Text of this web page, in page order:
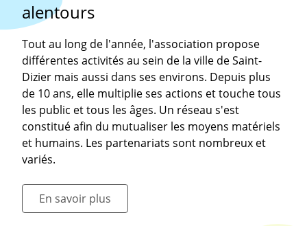
alentours
Tout au long de l'année, l'association propose
différentes activités au sein de la ville de Saint-
Dizier mais aussi dans ses environs. Depuis plus
de 10 ans, elle multiplie ses actions et touche tous
les public et tous les âges. Un réseau s'est
constitué afin du mutualiser les moyens matériels
et humains. Les partenariats sont nombreux et
variés.
En savoir plus